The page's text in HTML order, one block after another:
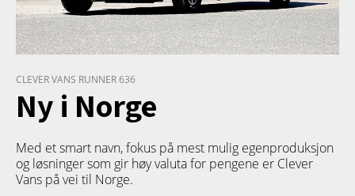
CLEVER VANS RUNNER 636
Ny i Norge
Med et smart navn, fokus på mest mulig egenproduksjon
og løsninger som gir høy valuta for pengene er Clever
Vans på vei til Norge.